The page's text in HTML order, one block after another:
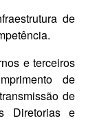
de
e terceiros
de
de
Diretorias e